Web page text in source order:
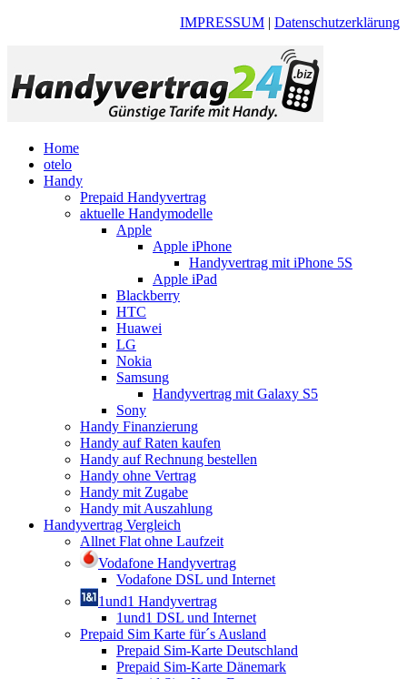
IMPRESSUM | Datenschutzerklärung
Home
otelo
Handy
Prepaid Handyvertrag
aktuelle Handymodelle
Apple
Apple iPhone
Handyvertrag mit iPhone 5S
Apple iPad
Blackberry
HTC
Huawei
LG
Nokia
Samsung
Handyvertrag mit Galaxy S5
Sony
Handy Finanzierung
Handy auf Raten kaufen
Handy auf Rechnung bestellen
Handy ohne Vertrag
Handy mit Zugabe
Handy mit Auszahlung
Handyvertrag Vergleich
Allnet Flat ohne Laufzeit
Vodafone Handyvertrag
Vodafone DSL und Internet
1und1 Handyvertrag
1und1 DSL und Internet
Prepaid Sim Karte für´s Ausland
Prepaid Sim-Karte Deutschland
Prepaid Sim-Karte Dänemark